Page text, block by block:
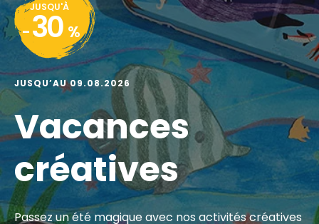
JUSQU'À
- 30 %
JUSQU’AU 09.08.2026
Vacances
créatives
Passez un été magique avec nos activités créatives